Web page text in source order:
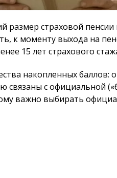
размер страховой пенсии
к моменту выхода на
15 лет страхового
накопленных баллов:
связаны с официальной
важно выбирать